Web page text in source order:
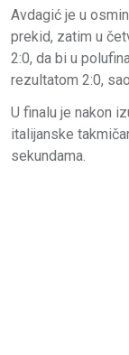
Avdagić je u
prekid, zatim u
2:0, da bi u
rezultatom 2:0,
U finalu je nakon
italijanske
sekundama.